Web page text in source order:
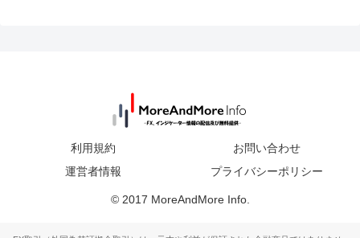
利用規約
お問い合わせ
運営者情報
プライバシーポリシー
© 2017 MoreAndMore Info.